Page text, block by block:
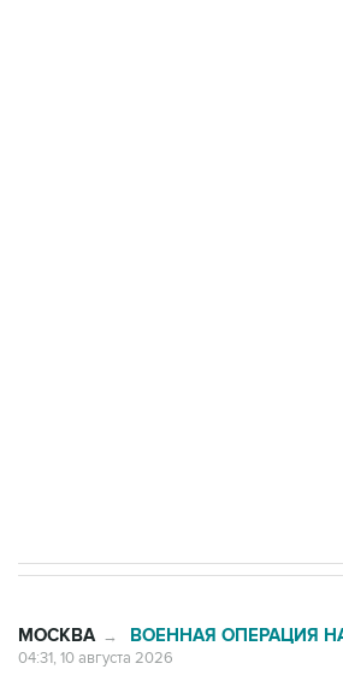
МОСКВА → ВОЕННАЯ ОПЕРАЦИЯ
04:31, 10 августа 2026